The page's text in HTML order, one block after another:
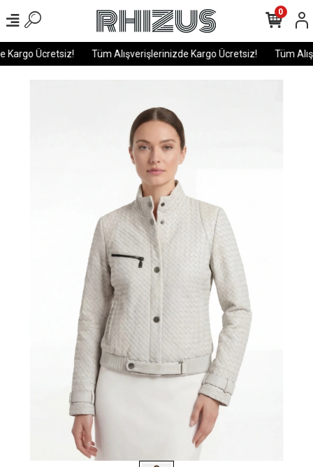
Ücretsiz! Tüm Alışverişlerinizde Kargo Ücretsiz! Tüm
0